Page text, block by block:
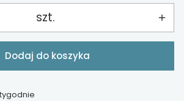
szt.
Dodaj do koszyka